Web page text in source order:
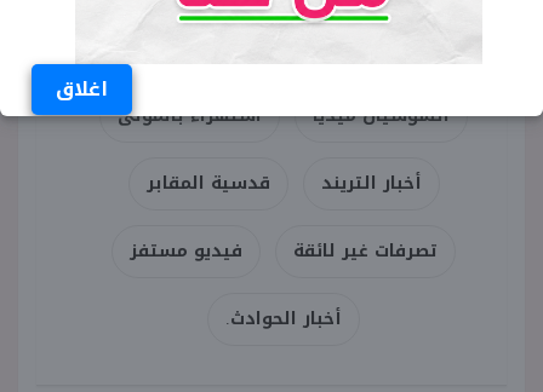
اغلاق
السوشيال ميديا استهزاء بالموتى
أخبار التريند قدسية المقابر
تصرفات غير لائقة فيديو مستفز
أخبار الحوادث.